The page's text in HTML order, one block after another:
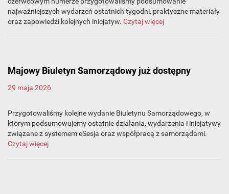
najważniejszych wydarzeń ostatnich tygodni, praktyczne materiały
oraz zapowiedzi kolejnych inicjatyw. Czytaj więcej
Majowy Biuletyn Samorządowy już dostępny
29 maja 2026
Przygotowaliśmy kolejne wydanie Biuletynu Samorządowego, w
którym podsumowujemy ostatnie działania, wydarzenia i inicjatywy
związane z systemem eSesja oraz współpracą z samorządami.
Czytaj więcej